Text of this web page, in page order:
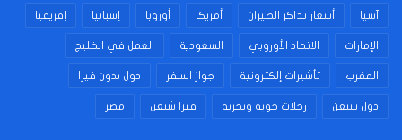
آسيا أسعار تذاكر الطيران أمريكا أوروبا إسبانيا إفريقيا
الإمارات الاتحاد الأوروبي السعودية العمل في الخليج
المغرب تأشيرات إلكترونية جواز السفر دول بدون فيزا
دول شنغن رحلات جوية وبحرية فيزا شنغن مصر